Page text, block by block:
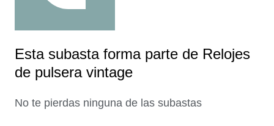
Esta subasta forma parte de Relojes
de pulsera vintage
No te pierdas ninguna de las subastas